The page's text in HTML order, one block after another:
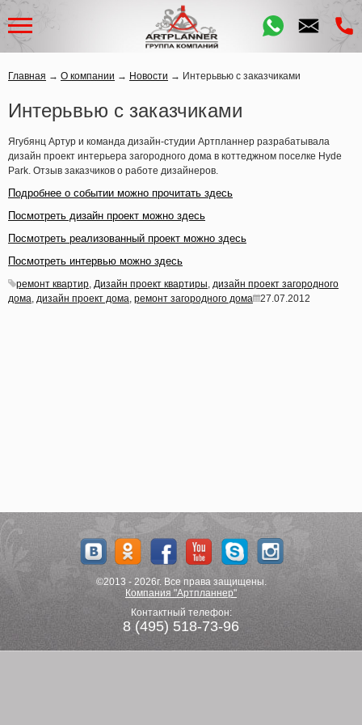
Главная → О компании → Новости → Интерьвью с заказчиками
Интерьвью с заказчиками
Ягубянц Артур и команда дизайн-студии Артпланнер разрабатывала
дизайн проект интерьера загородного дома в коттеджном поселке Hyde
Park. Отзыв заказчиков о работе дизайнеров.
Подробнее о событии можно прочитать здесь
Посмотреть дизайн проект можно здесь
Посмотреть реализованный проект можно здесь
Посмотреть интервью можно здесь
ремонт квартир, Дизайн проект квартиры, дизайн проект загородного
дома, дизайн проект дома, ремонт загородного дома 27.07.2012
©2013 - 2026г. Все права защищены.
Компания "Артпланнер"
Контактный телефон:
8 (495) 518-73-96